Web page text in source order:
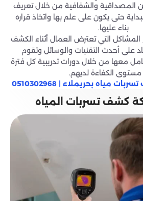
المصداقية والشفافية من خلال تعريف
حتى يكون على علم بها واتخاذ قراره
بناء عليها.
التي تعترض العمال أثناء الكشف
على أحدث التقنيات والوسائل وتقوم
معها من خلال دورات تدريبية كل فترة
مستوى الكفاءة لديهم.
مياه بحريملاء | 0510302968
كشف تسربات المياه